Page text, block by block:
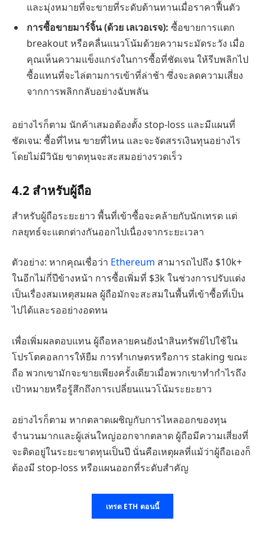
และมุ่งหมายที่จะขายที่ระดับต้านทานเมื่อราคาฟื้นตัว
การซื้อขายมาร์จิ้น (ด้วย เลเวอเรจ): ซื้อขายการแตก
breakout หรือคลื่นแนวโน้มด้วยความระมัดระวัง เมื่อ
คุณเห็นความแข็งแกร่งในการซื้อที่ชัดเจน ให้รีบพลิกไป
ซื้อแทนที่จะไล่ตามการเข้าที่ล่าช้า ซึ่งจะลดความเสี่ยง
จากการพลิกกลับอย่างฉับพลัน
อย่างไรก็ตาม นักค้าเสมอต้องตั้ง stop-loss และมีแผนที่
ชัดเจน: ซื้อที่ไหน ขายที่ไหน และจะจัดสรรเงินทุนอย่างไร
โดยไม่มีวินัย ขาดทุนจะสะสมอย่างรวดเร็ว
4.2 สำหรับผู้ถือ
สำหรับผู้ถือระยะยาว พื้นที่เข้าซื้อจะคล้ายกับนักเทรด แต่
กลยุทธ์จะแตกต่างกันออกไปเนื่องจากระยะเวลา
ตัวอย่าง: หากคุณเชื่อว่า Ethereum สามารถไปถึง $10k+
ในอีกไม่กี่ปีข้างหน้า การซื้อเพิ่มที่ $3k ในช่วงการปรับแต่ง
เป็นเรื่องสมเหตุสมผล ผู้ถือมักจะสะสมในพื้นที่เข้าซื้อที่เป็น
ไปได้และรออย่างอดทน
เพื่อเพิ่มผลตอบแทน ผู้ถือหลายคนยังนำสินทรัพย์ไปใช้ใน
โปรโตคอลการให้ยืม การทำเกษตรหรือการ staking ขณะ
ถือ พวกเขามักจะขายเพียงครั้งเดียวเมื่อพวกเขาทำกำไรถึง
เป้าหมายหรือรู้สึกถึงการเปลี่ยนแนวโน้มระยะยาว
อย่างไรก็ตาม หากตลาดเผชิญกับการไหลออกของทุน
จำนวนมากและผู้เล่นใหญ่ออกจากตลาด ผู้ถือมีความเสี่ยงที่
จะติดอยู่ในระยะขาดทุนเป็นปี นั่นคือเหตุผลที่แม้ว่าผู้ถือเองก็
ต้องมี stop-loss หรือแผนออกที่ระดับสำคัญ
เทรด ETH ตอนนี้